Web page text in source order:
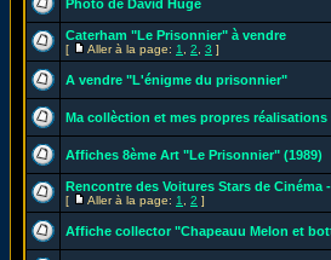
Photo de David Hugé
Caterham "Le Prisonnier" à vendre
[ Aller à la page: 1 2 3 ]
A vendre "L'énigme du prisonnier"
Ma collèction et mes propres réalisations
Affiches 8ème Art "Le Prisonnier" (1989)
Rencontre des Voitures Stars de Cinéma
[ Aller à la page: 1 2 ]
Affiche collector "Chapeauu Melon et